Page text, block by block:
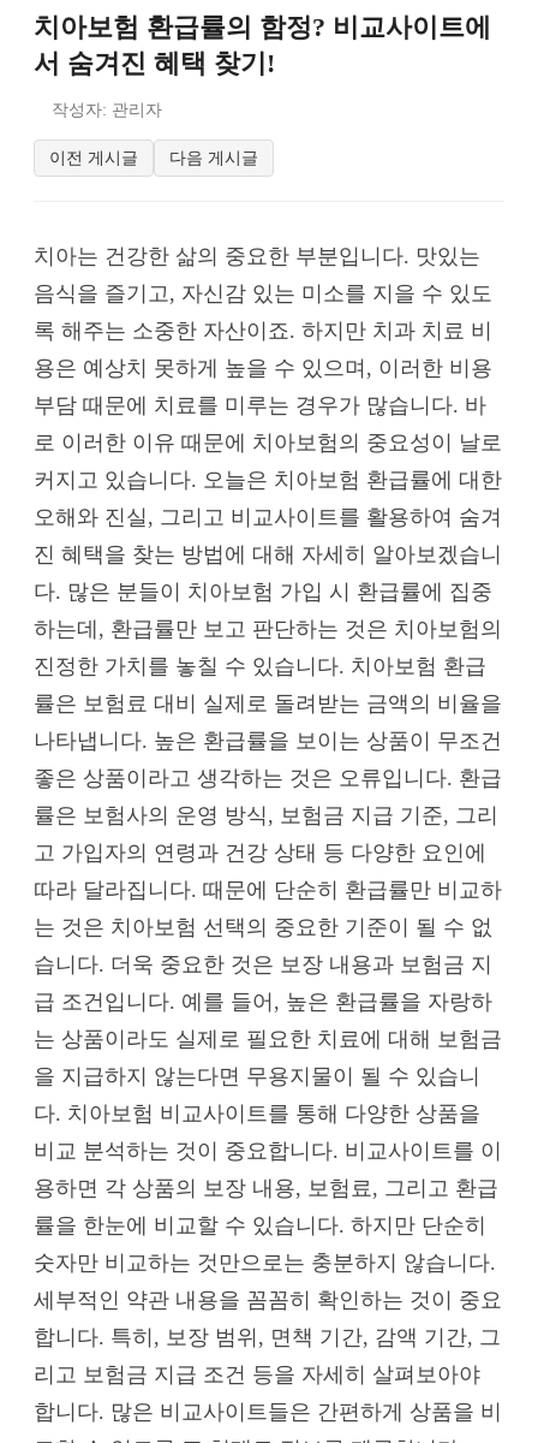
치아보험 환급률의 함정? 비교사이트에
서 숨겨진 혜택 찾기!
작성자: 관리자
이전 게시글 다음 게시글
치아는 건강한 삶의 중요한 부분입니다. 맛있는
음식을 즐기고, 자신감 있는 미소를 지을 수 있도
록 해주는 소중한 자산이죠. 하지만 치과 치료 비
용은 예상치 못하게 높을 수 있으며, 이러한 비용
부담 때문에 치료를 미루는 경우가 많습니다. 바
로 이러한 이유 때문에 치아보험의 중요성이 날로
커지고 있습니다. 오늘은 치아보험 환급률에 대한
오해와 진실, 그리고 비교사이트를 활용하여 숨겨
진 혜택을 찾는 방법에 대해 자세히 알아보겠습니
다. 많은 분들이 치아보험 가입 시 환급률에 집중
하는데, 환급률만 보고 판단하는 것은 치아보험의
진정한 가치를 놓칠 수 있습니다. 치아보험 환급
률은 보험료 대비 실제로 돌려받는 금액의 비율을
나타냅니다. 높은 환급률을 보이는 상품이 무조건
좋은 상품이라고 생각하는 것은 오류입니다. 환급
률은 보험사의 운영 방식, 보험금 지급 기준, 그리
고 가입자의 연령과 건강 상태 등 다양한 요인에
따라 달라집니다. 때문에 단순히 환급률만 비교하
는 것은 치아보험 선택의 중요한 기준이 될 수 없
습니다. 더욱 중요한 것은 보장 내용과 보험금 지
급 조건입니다. 예를 들어, 높은 환급률을 자랑하
는 상품이라도 실제로 필요한 치료에 대해 보험금
을 지급하지 않는다면 무용지물이 될 수 있습니
다. 치아보험 비교사이트를 통해 다양한 상품을
비교 분석하는 것이 중요합니다. 비교사이트를 이
용하면 각 상품의 보장 내용, 보험료, 그리고 환급
률을 한눈에 비교할 수 있습니다. 하지만 단순히
숫자만 비교하는 것만으로는 충분하지 않습니다.
세부적인 약관 내용을 꼼꼼히 확인하는 것이 중요
합니다. 특히, 보장 범위, 면책 기간, 감액 기간, 그
리고 보험금 지급 조건 등을 자세히 살펴보아야
합니다. 많은 비교사이트들은 간편하게 상품을 비